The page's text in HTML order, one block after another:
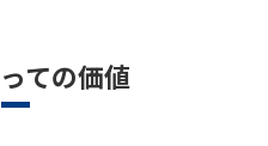
ての価値